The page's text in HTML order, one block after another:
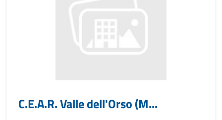
C.E.A.R. Valle dell'Orso (M...